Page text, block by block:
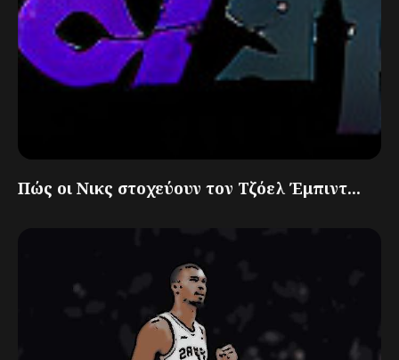
Πώς οι Νικς στοχεύουν τον Τζόελ Έμπιντ...